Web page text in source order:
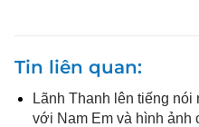
Tin liên quan
Lãnh Thanh lên tiếng nói
với Nam Em và hình ảnh